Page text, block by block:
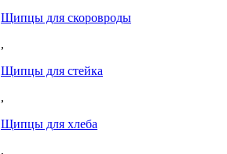
Щипцы для скоровроды
,
Щипцы для стейка
,
Щипцы для хлеба
,